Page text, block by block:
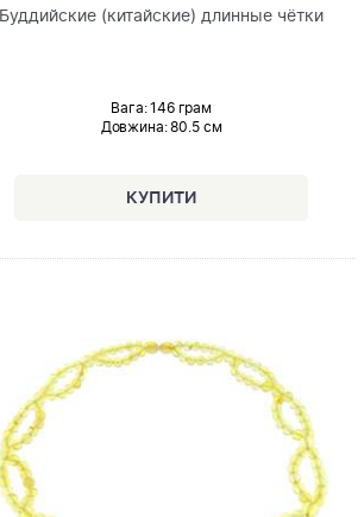
Буддийские (китайские) длинные чётки
Вага: 146 грам
Довжина:80.5 см